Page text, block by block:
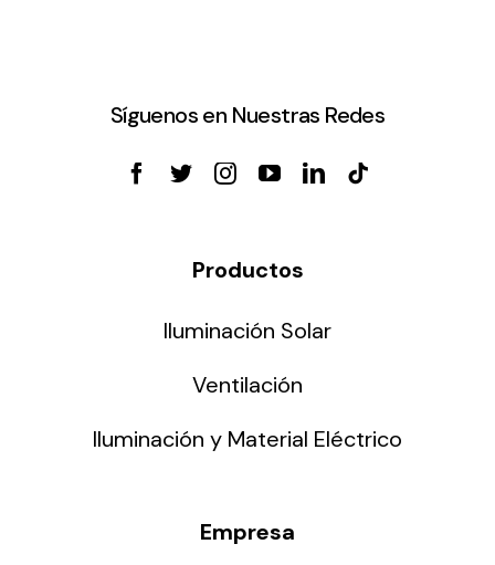
Síguenos en Nuestras Redes
Productos
Iluminación Solar
Ventilación
Iluminación y Material Eléctrico
Empresa